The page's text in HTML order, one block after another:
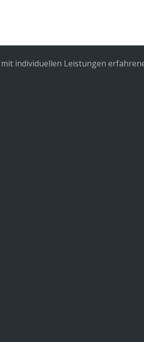
individuellen Leistungen